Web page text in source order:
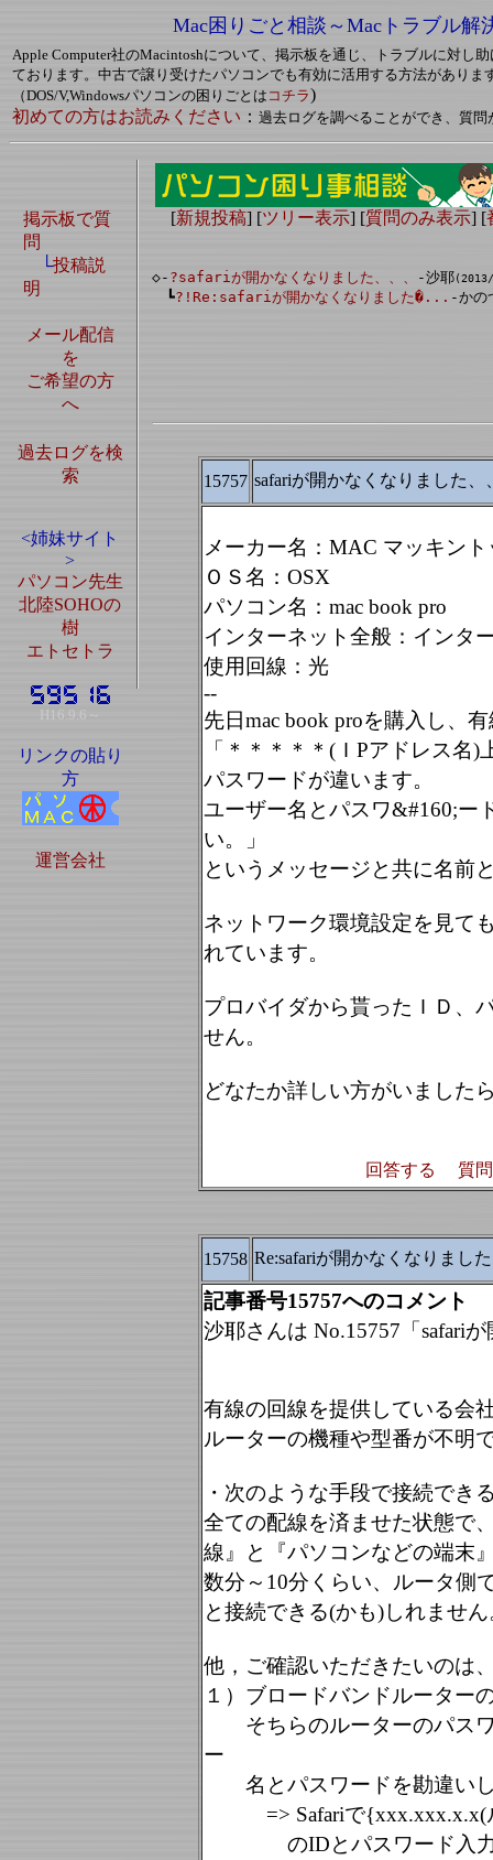
Mac困りごと相談～Macトラブル解
Apple Computer社のMacintoshについて、掲示板を通じ、トラブルに対し
ております。中古で譲り受けたパソコンでも有効に活用する方法がありま
（DOS/V,Windowsパソコンの困りごとは コチラ)
初めての方はお読みください ： 過去ログを調べることができ、質問
[新規投稿] [ツリー表示] [質問のみ表示] [
◇- ?safariが開かなくなりました、、、 -沙耶
┗?!Re:safariが開かなくなりました�... -かの
15757 safariが開かなくなりました、
メーカー名：MAC マッキント
ＯＳ名：OSX
パソコン名：mac book pro
インターネット全般：インタ
使用回線：光
--
先日mac book proを購入し、
「＊＊＊＊＊(ＩPアドレス名
パスワードが違います。
ユーザー名とパスワ&#160;ー
い。」
というメッセージと共に名前
ネットワーク環境設定を見て
れています。
プロバイダから貰ったＩＤ、
せん。
どなたか詳しい方がいました
回答する 質
15758 Re:safariが開かなくなりまし
記事番号15757へのコメント
沙耶さんは No.15757「safari
有線の回線を提供している会
ルーターの機種や型番が不明
・次のような手段で接続でき
全ての配線を済ませた状態で
線』と『パソコンなどの端末
数分～10分くらい、ルータ側
と接続できる(かも)しれません
他，ご確認いただきたいのは
１）ブロードバンドルーター
そちらのルーターのパスワ
ー
名とパスワードを勘違いし
=> Safariで{xxx.xxx.x.x(ル
のIDとパスワード入
掲示板で質
問
└投稿説
明
メール配信
を
ご希望の方
へ
過去ログを検
索
<姉妹サイト
>
パソコン先生
北陸SOHOの
樹
エトセトラ
H16.9.6～
リンクの貼り
方
運営会社